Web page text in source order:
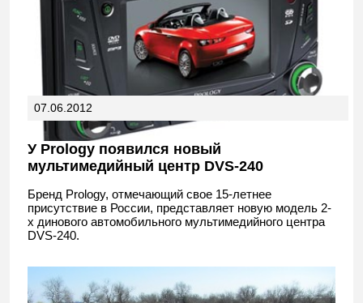
07.06.2012
У Prology появился новый
мультимедийный центр DVS-240
Бренд Prology, отмечающий свое 15-летнее
присутствие в России, представляет новую модель 2-
х динового автомобильного мультимедийного центра
DVS-240.